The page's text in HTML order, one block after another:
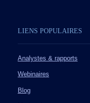
LIENS POPULAIRES
Analystes & rapports
Webinaires
Blog